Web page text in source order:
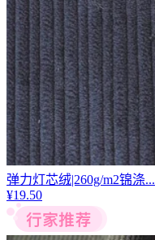
弹力灯芯绒|260g/m2锦涤...
¥19.50